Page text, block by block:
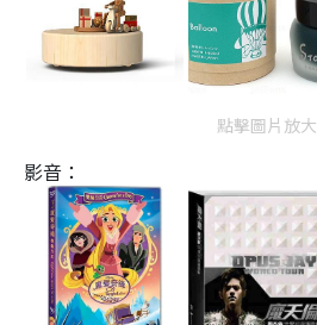
點擊圖片放大
影音：